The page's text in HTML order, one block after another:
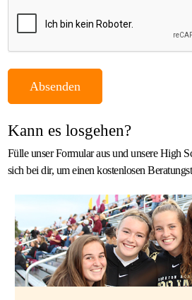
Kann es losgehen?
Fülle unser Formular aus und unsere High
sich bei dir, um einen kostenlosen